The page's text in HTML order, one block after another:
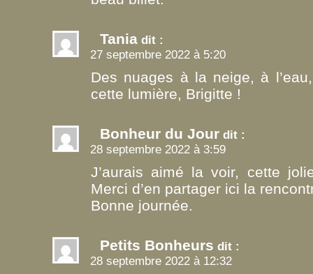
Tania dit :
27 septembre 2022 à 5:20
Des nuages à la neige, à
cette lumière, Brigitte !
Bonheur du Jour dit :
28 septembre 2022 à 3:59
J’aurais aimé la voir, cette
Merci d’en partager ici la
Bonne journée.
Petits Bonheurs dit :
28 septembre 2022 à 12:32